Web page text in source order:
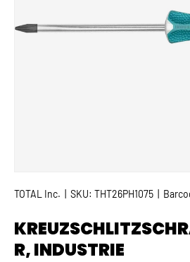
TOTAL Inc. SKU: THT26PH1075
R, INDUSTRIE